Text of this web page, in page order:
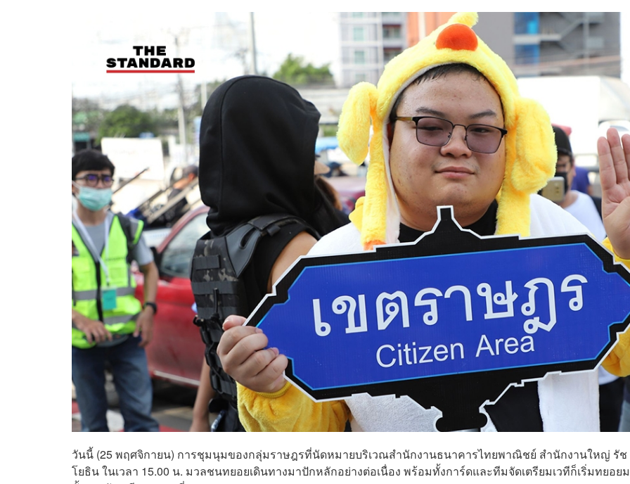
วันนี้ (25 พฤศจิกายน) การชุมนุมของกลุ่มราษฎรที่นัดหมายบริเวณสำนักงานธนาคารไทยพาณิชย์ สำนักงานใหญ่ รัช
โยธิน ในเวลา 15.00 น. มวลชนทยอยเดินทางมาปักหลักอย่างต่อเนื่อง พร้อมทั้งการ์ดและทีมจัดเตรียมเวทีก็เริ่มทยอย